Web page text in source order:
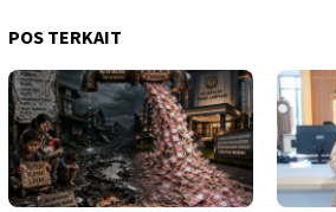
POS TERKAIT